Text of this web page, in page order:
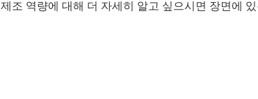
조 역량에 대해 더 자세히 알고 싶으시면 장면에